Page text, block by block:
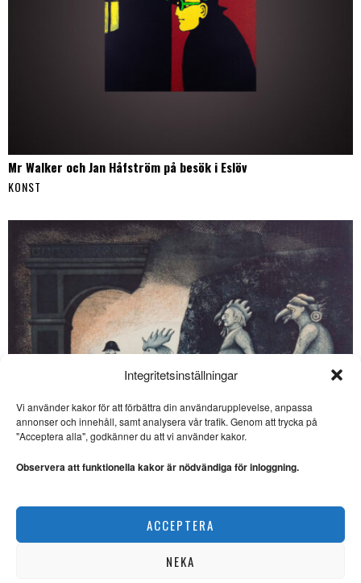
Integritetsinställningar
Vi använder kakor för att förbättra din användarupplevelse, anpassa
annonser och innehåll, samt analysera vår trafik. Genom att trycka på
"Acceptera alla", godkänner du att vi använder kakor.
Observera att funktionella kakor är nödvändiga för inloggning.
ACCEPTERA
NEKA
Mr Walker och Jan Håfström på besök i Eslöv
KONST
Ulf Eklund kombinerar kärvhet med värme
SE ÄVEN
med stor filmkonst
filmfestivalen i Båstad som
LIVEMUSIK. Kangas klanger